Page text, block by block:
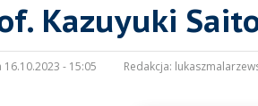
Kazuyuki
- 15:05 Redakcja: